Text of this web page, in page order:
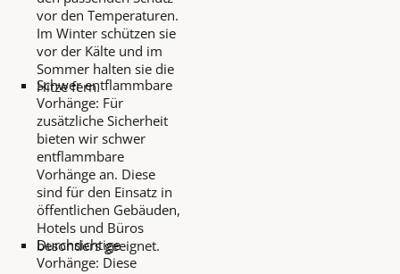
vor den Temperaturen.
Im Winter schützen sie
vor der Kälte und im
Sommer halten sie die
Hitze fern.
Schwer entflammbare
Vorhänge: Für
zusätzliche Sicherheit
bieten wir schwer
entflammbare
Vorhänge an. Diese
sind für den Einsatz in
öffentlichen Gebäuden,
Hotels und Büros
besonders geeignet.
Durchsichtige
Vorhänge: Diese